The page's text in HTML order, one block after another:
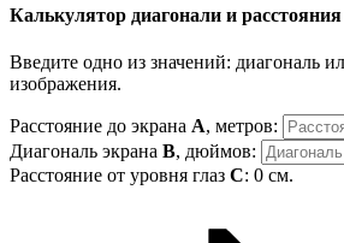
Калькулятор диагонали и
Введите одно из значений: диагональ
изображения.
Расстояние до экрана A, метров:
Диагональ экрана B, дюймов:
Расстояние от уровня глаз C: 0 см.